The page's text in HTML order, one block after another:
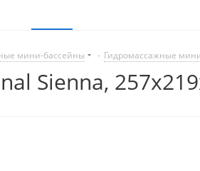
мини-бассейны - Гидромассажные
Sienna,